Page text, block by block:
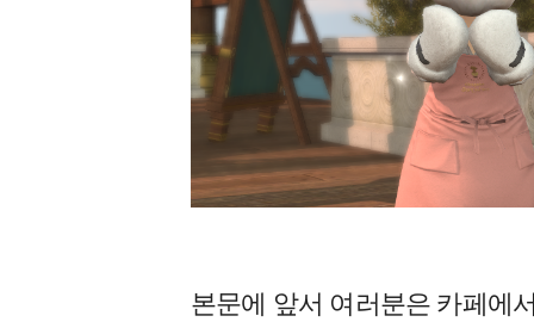
본문에 앞서 여러분은 카페에